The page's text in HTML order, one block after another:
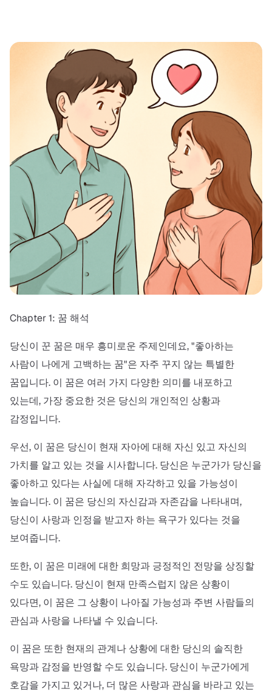
Chapter 1: 꿈 해석
당신이 꾼 꿈은 매우 흥미로운 주제인데요, "좋아하는
사람이 나에게 고백하는 꿈"은 자주 꾸지 않는 특별한
꿈입니다. 이 꿈은 여러 가지 다양한 의미를 내포하고
있는데, 가장 중요한 것은 당신의 개인적인 상황과
감정입니다.
우선, 이 꿈은 당신이 현재 자아에 대해 자신 있고 자신의
가치를 알고 있는 것을 시사합니다. 당신은 누군가가 당신을
좋아하고 있다는 사실에 대해 자각하고 있을 가능성이
높습니다. 이 꿈은 당신의 자신감과 자존감을 나타내며,
당신이 사랑과 인정을 받고자 하는 욕구가 있다는 것을
보여줍니다.
또한, 이 꿈은 미래에 대한 희망과 긍정적인 전망을 상징할
수도 있습니다. 당신이 현재 만족스럽지 않은 상황이
있다면, 이 꿈은 그 상황이 나아질 가능성과 주변 사람들의
관심과 사랑을 나타낼 수 있습니다.
이 꿈은 또한 현재의 관계나 상황에 대한 당신의 솔직한
욕망과 감정을 반영할 수도 있습니다. 당신이 누군가에게
호감을 가지고 있거나, 더 많은 사랑과 관심을 바라고 있는